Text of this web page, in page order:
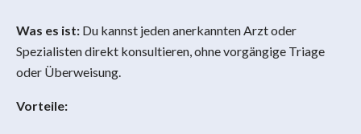
Was es ist: Du kannst jeden anerkannten Arzt oder
Spezialisten direkt konsultieren, ohne vorgängige Triage
oder Überweisung.
Vorteile: